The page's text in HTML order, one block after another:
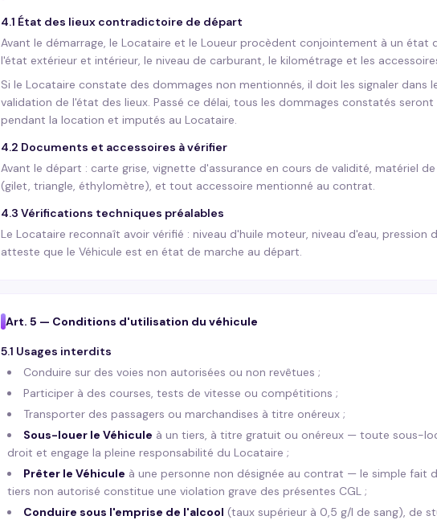
4.1 État des lieux contradictoire de départ
Avant le démarrage, le Locataire et le Loueur procèdent conjointement à un état
l'état extérieur et intérieur, le niveau de carburant, le kilométrage et les
Si le Locataire constate des dommages non mentionnés, il doit les signaler dans
validation de l'état des lieux. Passé ce délai, tous les dommages constatés seront
pendant la location et imputés au Locataire.
4.2 Documents et accessoires à vérifier
Avant le départ : carte grise, vignette d'assurance en cours de validité, matériel
(gilet, triangle, éthylomètre), et tout accessoire mentionné au contrat.
4.3 Vérifications techniques préalables
Le Locataire reconnaît avoir vérifié : niveau d'huile moteur, niveau d'eau, pression
atteste que le Véhicule est en état de marche au départ.
Art. 5 — Conditions d'utilisation du véhicule
5.1 Usages interdits
Conduire sur des voies non autorisées ou non revêtues ;
Participer à des courses, tests de vitesse ou compétitions ;
Transporter des passagers ou marchandises à titre onéreux ;
Sous-louer le Véhicule à un tiers, à titre gratuit ou onéreux — toute sous-
droit et engage la pleine responsabilité du Locataire ;
Prêter le Véhicule à une personne non désignée au contrat — le simple fait
tiers non autorisé constitue une violation grave des présentes CGL ;
Conduire sous l'emprise de l'alcool (taux supérieur à 0,5 g/l de sang), de